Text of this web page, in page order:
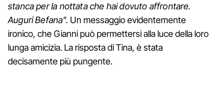
stanca per la nottata che hai dovuto affrontare.
Auguri Befana". Un messaggio evidentemente
ironico, che Gianni può permettersi alla luce della loro
lunga amicizia. La risposta di Tina, è stata
decisamente più pungente.